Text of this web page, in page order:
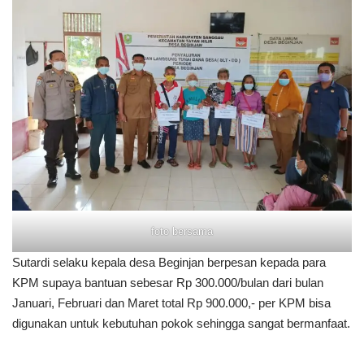
foto bersama
Sutardi selaku kepala desa Beginjan berpesan kepada para
KPM supaya bantuan sebesar Rp 300.000/bulan dari bulan
Januari, Februari dan Maret total Rp 900.000,- per KPM bisa
digunakan untuk kebutuhan pokok sehingga sangat bermanfaat.